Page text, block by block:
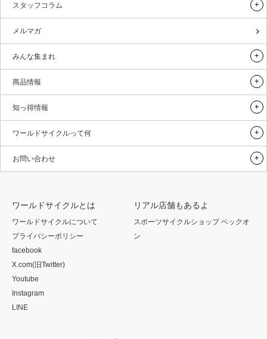
スタッフコラム
メルマガ
みんな集まれ
商品情報
知っ得情報
ワールドサイクルって何
お問い合わせ
ワールドサイクルとは
ワールドサイクルについて
プライバシーポリシー
facebook
X.com(旧Twitter)
Youtube
Instagram
LINE
リアル店舗もあるよ
スポーツサイクルショップ ベックオ
ン
RSS